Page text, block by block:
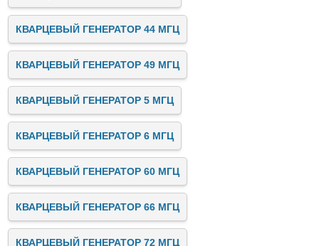
КВАРЦЕВЫЙ ГЕНЕРАТОР 44 МГЦ
КВАРЦЕВЫЙ ГЕНЕРАТОР 49 МГЦ
КВАРЦЕВЫЙ ГЕНЕРАТОР 5 МГЦ
КВАРЦЕВЫЙ ГЕНЕРАТОР 6 МГЦ
КВАРЦЕВЫЙ ГЕНЕРАТОР 60 МГЦ
КВАРЦЕВЫЙ ГЕНЕРАТОР 66 МГЦ
КВАРЦЕВЫЙ ГЕНЕРАТОР 72 МГЦ